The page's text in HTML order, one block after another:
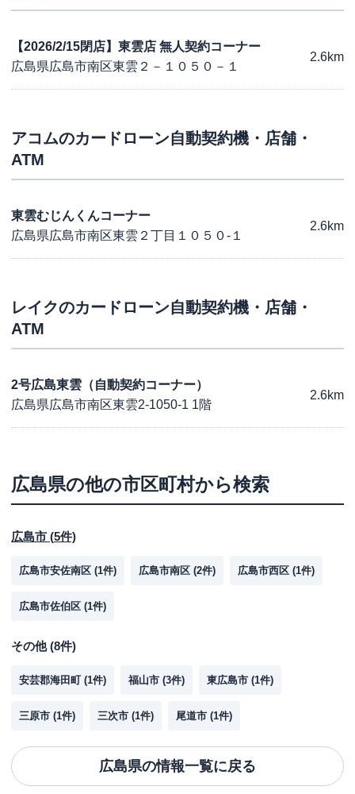
【2026/2/15閉店】東雲店 無人契約コーナー
広島県広島市南区東雲２－１０５０－１
2.6km
アコムのカードローン自動契約機・店舗・
ATM
東雲むじんくんコーナー
広島県広島市南区東雲２丁目１０５０-１
2.6km
レイクのカードローン自動契約機・店舗・
ATM
2号広島東雲（自動契約コーナー）
広島県広島市南区東雲2-1050-1 1階
2.6km
広島県の他の市区町村から検索
広島市 (5件)
広島市安佐南区 (1件) 広島市南区 (2件) 広島市西区 (1件)
広島市佐伯区 (1件)
その他(8件)
安芸郡海田町 (1件) 福山市 (3件) 東広島市 (1件)
三原市 (1件) 三次市 (1件) 尾道市 (1件)
広島県の情報一覧に戻る